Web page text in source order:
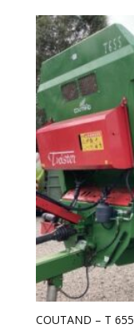
COUTAND – T 655